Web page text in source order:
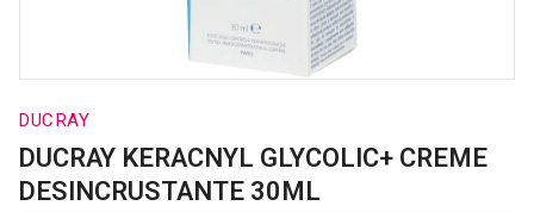
DUCRAY
DUCRAY KERACNYL GLYCOLIC+ CREME
DESINCRUSTANTE 30ML